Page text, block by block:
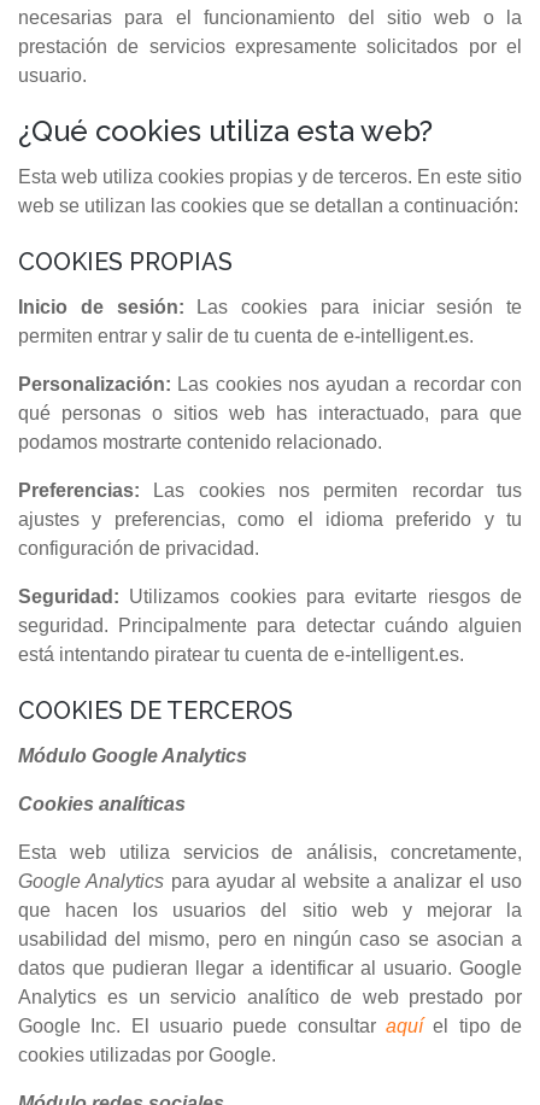
necesarias para el funcionamiento del sitio web o la
prestación de servicios expresamente solicitados por el
usuario.
¿Qué cookies utiliza esta web?
Esta web utiliza cookies propias y de terceros. En este sitio
web se utilizan las cookies que se detallan a continuación:
COOKIES PROPIAS
Inicio de sesión: Las cookies para iniciar sesión te
permiten entrar y salir de tu cuenta de e-intelligent.es.
Personalización: Las cookies nos ayudan a recordar con
qué personas o sitios web has interactuado, para que
podamos mostrarte contenido relacionado.
Preferencias: Las cookies nos permiten recordar tus
ajustes y preferencias, como el idioma preferido y tu
configuración de privacidad.
Seguridad: Utilizamos cookies para evitarte riesgos de
seguridad. Principalmente para detectar cuándo alguien
está intentando piratear tu cuenta de e-intelligent.es.
COOKIES DE TERCEROS
Módulo Google Analytics
Cookies analíticas
Esta web utiliza servicios de análisis, concretamente,
Google Analytics para ayudar al website a analizar el uso
que hacen los usuarios del sitio web y mejorar la
usabilidad del mismo, pero en ningún caso se asocian a
datos que pudieran llegar a identificar al usuario. Google
Analytics es un servicio analítico de web prestado por
Google Inc. El usuario puede consultar aquíel tipo de
cookies utilizadas por Google.